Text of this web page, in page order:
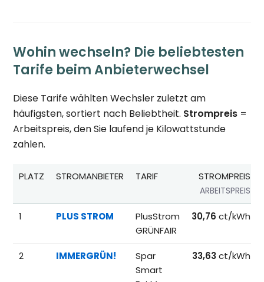
Wohin wechseln? Die beliebtesten
Tarife beim Anbieterwechsel
Diese Tarife wählten Wechsler zuletzt am
häufigsten, sortiert nach Beliebtheit. Strompreis =
Arbeitspreis, den Sie laufend je Kilowattstunde
zahlen.
Beliebteste Tarife beim Anbieterwechsel;
PLATZ STROMANBIETER TARIF STROMPREIS
ARBEITSPREIS
1 PLUS STROM
PlusStrom
GRÜNFAIR
30,76 ct/kWh
2 IMMERGRÜN!
Spar
Smart
33,63 ct/kWh